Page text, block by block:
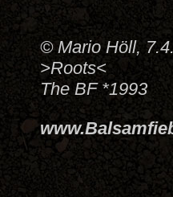
© Mario Höll,
>Roots<
The BF *1993